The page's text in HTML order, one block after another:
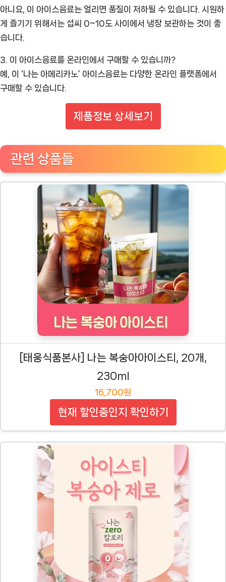
아니요, 이 아이스음료는 얼리면 품질이 저하될 수 있습니다. 시원하
게 즐기기 위해서는 섭씨 0~10도 사이에서 냉장 보관하는 것이 좋
습니다.
3. 이 아이스음료를 온라인에서 구매할 수 있습니까?
예, 이 ‘나는 아메리카노’ 아이스음료는 다양한 온라인 플랫폼에서
구매할 수 있습니다.
제품정보 상세보기
관련 상품들
[태웅식품본사] 나는 복숭아아이스티, 20개,
230ml
16,700원
현재 할인중인지 확인하기